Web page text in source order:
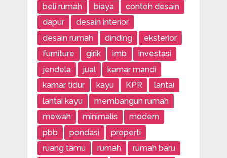
beli rumah
biaya
contoh desain
dapur
desain interior
desain rumah
dinding
eksterior
furniture
girik imb
investasi
jendela
jual
kamar mandi
kamar tidur
kayu KPR
lantai
lantai kayu
membangun rumah
mewah
minimalis
modern
pbb
pondasi
properti
ruang tamu
rumah
rumah baru